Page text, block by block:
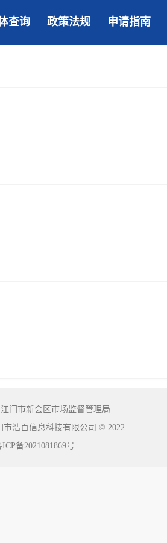
查询 政策法规 申请指南
门市新会区市场监督管理局
市浩百信息科技有限公司 © 2022
ICP备2021081869号